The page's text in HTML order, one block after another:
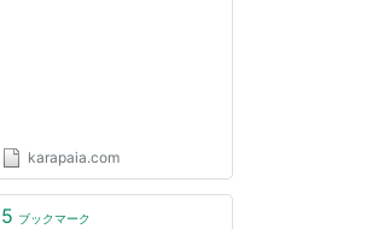
karapaia.com
5 ブックマーク